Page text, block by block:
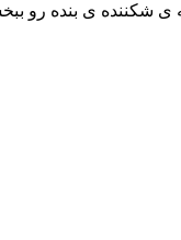
ی شکننده ی بنده رو